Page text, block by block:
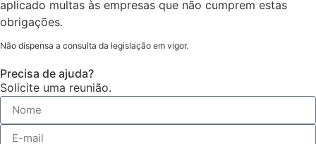
aplicado multas às empresas que não cumprem estas
obrigações.
Não dispensa a consulta da legislação em vigor.
Precisa de ajuda?
Solicite uma reunião.